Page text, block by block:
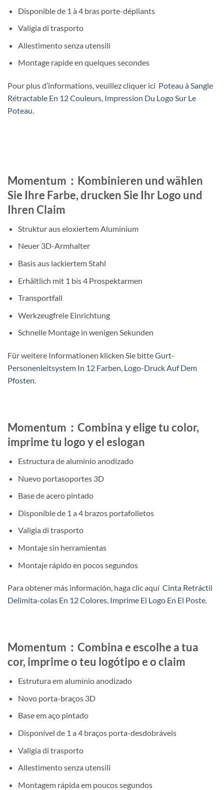
Disponible de 1 à 4 bras porte-dépliants
Valigia di trasporto
Allestimento senza utensili
Montage rapide en quelques secondes
Pour plus d’informations, veuillez cliquer ici Poteau à Sangle
Rétractable En 12 Couleurs, Impression Du Logo Sur Le
Poteau.
Momentum：Kombinieren und wählen
Sie Ihre Farbe, drucken Sie Ihr Logo und
Ihren Claim
Struktur aus eloxiertem Aluminium
Neuer 3D-Armhalter
Basis aus lackiertem Stahl
Erhältlich mit 1 bis 4 Prospektarmen
Transportfall
Werkzeugfreie Einrichtung
Schnelle Montage in wenigen Sekunden
Für weitere Informationen klicken Sie bitteGurt-
Personenleitsystem In 12 Farben, Logo-Druck Auf Dem
Pfosten.
Momentum：Combina y elige tu color,
imprime tu logo y el eslogan
Estructura de aluminio anodizado
Nuevo portasoportes 3D
Base de acero pintado
Disponible de 1 a 4 brazos portafolletos
Valigia di trasporto
Montaje sin herramientas
Montaje rápido en pocos segundos
Para obtener más información, haga clic aquí Cinta Retráctil
Delimita-colas En 12 Colores, Imprime El Logo En El Poste.
Momentum：Combina e escolhe a tua
cor, imprime o teu logótipo e o claim
Estrutura em alumínio anodizado
Novo porta-braços 3D
Base em aço pintado
Disponível de 1 a 4 braços porta-desdobráveis
Valigia di trasporto
Allestimento senza utensili
Montagem rápida em poucos segundos